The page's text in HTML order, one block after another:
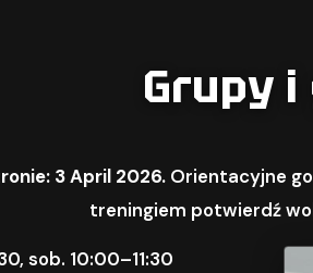
Grupy
3 April 2026. Orientacyjne
treningiem potwierdź
sob. 10:00–11:30